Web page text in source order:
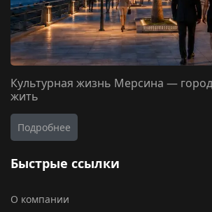
Культурная жизнь Мерсина —
жить
Подробнее
Быстрые ссылки
О компании